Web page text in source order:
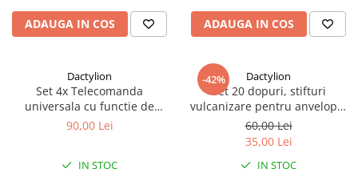
ADAUGA IN COS ADAUGA IN COS
Dactylion
Set 4x Telecomanda
universala cu functie de
invatare, usi de garaj, porti,
90,00 Lei
IN STOC
-42% Dactylion
Set 20 dopuri, stifturi
vulcanizare pentru anvelope,
pana de cauciuc, 2
dimensiuni, 1.2x0.4 cm si
0.9x0.2 cm
60,00 Lei
35,00 Lei
IN STOC